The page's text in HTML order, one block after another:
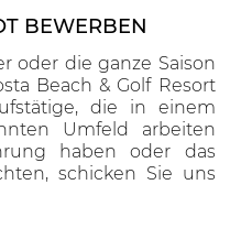
BEWERBEN
oder die ganze Saison
Beach & Golf Resort
die in einem
Umfeld arbeiten
haben oder das
schicken Sie uns